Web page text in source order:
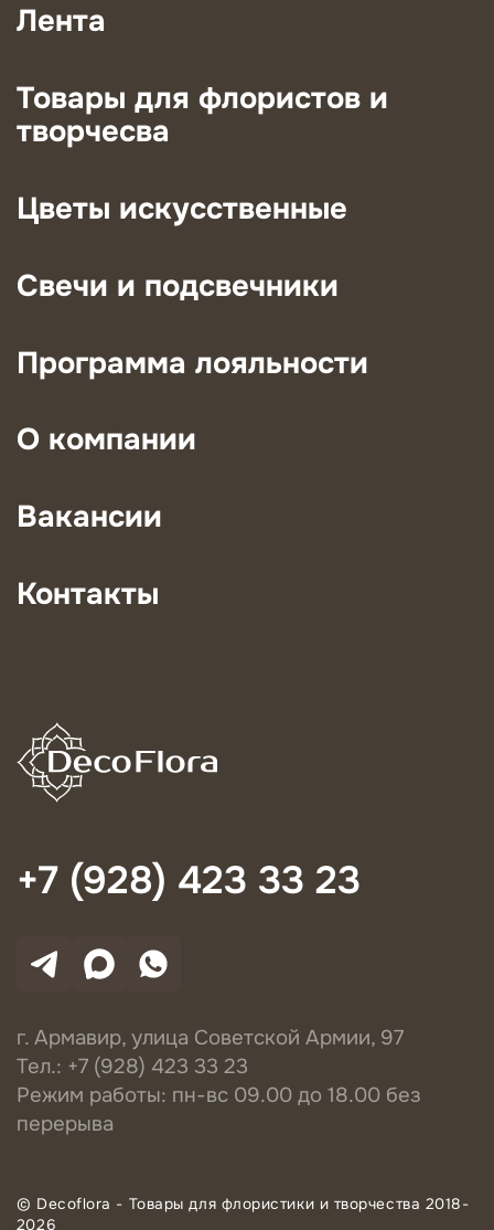
Лента
Товары для флористов и
творчесва
Цветы искусственные
Свечи и подсвечники
Программа лояльности
О компании
Вакансии
Контакты
+7 (928) 423 33 23
г. Армавир, улица Советской Армии, 97
Тел.: +7 (928) 423 33 23
Режим работы: пн-вс 09.00 до 18.00 без
перерыва
© Decoflora - Товары для флористики и творчества 2018-
2026